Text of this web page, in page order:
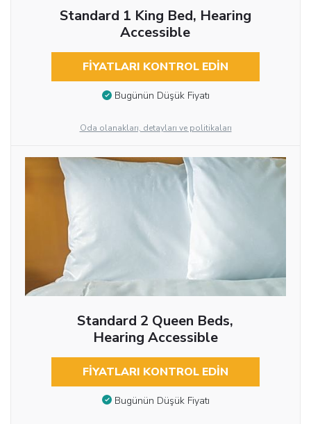
Standard 1 King Bed, Hearing
Accessible
FIYATLARI KONTROL EDIN
Bugünün Düşük Fiyatı
Oda olanakları, detayları ve politikaları
Standard 2 Queen Beds,
Hearing Accessible
FIYATLARI KONTROL EDIN
Bugünün Düşük Fiyatı